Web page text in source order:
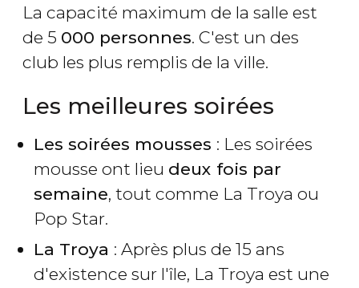
La capacité maximum de la salle est
de 5 000 personnes. C'est un des
club les plus remplis de la ville.
Les meilleures soirées
Les soirées mousses : Les soirées
mousse ont lieu deux fois par
semaine, tout comme La Troya ou
Pop Star.
La Troya : Après plus de 15 ans
d'existence sur l'île, La Troya est une